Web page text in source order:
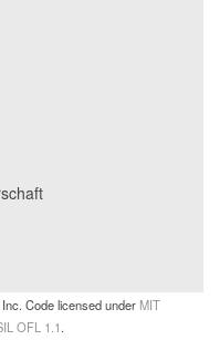
Code licensed under MIT
OFL 1.1.